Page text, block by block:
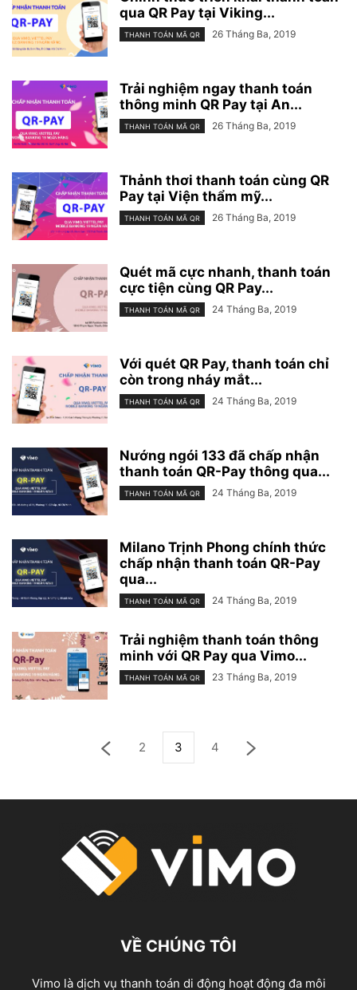
qua QR Pay tại Viking...
THANH TOÁN MÃ QR 26 Tháng Ba, 2019
Trải nghiệm ngay thanh toán
thông minh QR Pay tại An...
THANH TOÁN MÃ QR 26 Tháng Ba, 2019
Thảnh thơi thanh toán cùng QR
Pay tại Viện thẩm mỹ...
THANH TOÁN MÃ QR 26 Tháng Ba, 2019
Quét mã cực nhanh, thanh toán
cực tiện cùng QR Pay...
THANH TOÁN MÃ QR 24 Tháng Ba, 2019
Với quét QR Pay, thanh toán chỉ
còn trong nháy mắt...
THANH TOÁN MÃ QR 24 Tháng Ba, 2019
Nướng ngói 133 đã chấp nhận
thanh toán QR-Pay thông qua...
THANH TOÁN MÃ QR 24 Tháng Ba, 2019
Milano Trịnh Phong chính thức
chấp nhận thanh toán QR-Pay
qua...
THANH TOÁN MÃ QR 24 Tháng Ba, 2019
Trải nghiệm thanh toán thông
minh với QR Pay qua Vimo...
THANH TOÁN MÃ QR 23 Tháng Ba, 2019
2 3 4
VỀ CHÚNG TÔI
Vimo là dịch vụ thanh toán di động hoạt động đa môi